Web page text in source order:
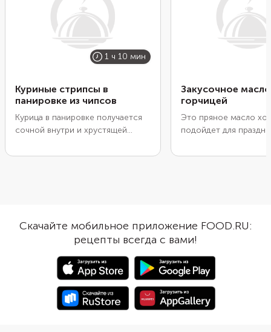
1 ч 10 мин
Куриные стрипсы в
панировке из чипсов
Курица в панировке получается
сочной внутри и хрустящей
верхнего слоя используют
пожарить стрипсы на сковороде
или во фритюре. Чем тоньше
кусочки курицы, тем меньше
времени нужно на
приготовление.
Закусочное
горчицей
Это пряное масло
подойдет для
Положите его в
Горчица, чеснок и
хорошо подчеркнут
начинку и придадут
пикантную изюминку.
Использовать
горчицу, но лучше
несколько видов.
Скачайте мобильное приложение FOOD.RU:
рецепты всегда с вами!